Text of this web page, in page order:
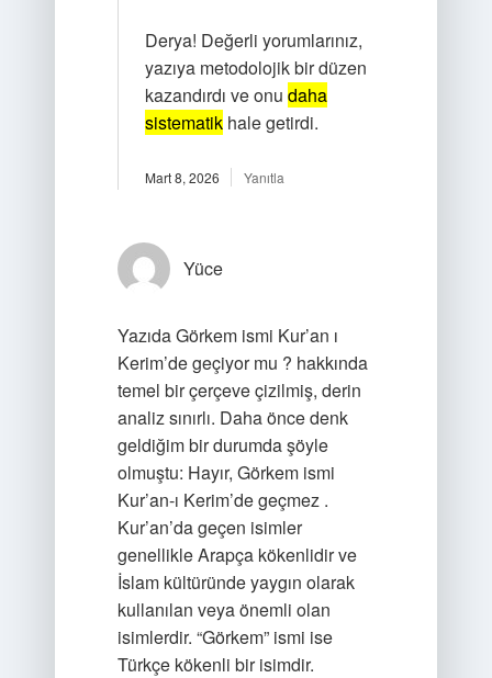
Derya! Değerli yorumlarınız,
yazıya metodolojik bir düzen
kazandırdı ve onu daha
sistematikhale getirdi.
Mart 8, 2026 Yanıtla
Yüce
Yazıda Görkem ismi Kur’an ı
Kerim’de geçiyor mu ? hakkında
temel bir çerçeve çizilmiş, derin
analiz sınırlı. Daha önce denk
geldiğim bir durumda şöyle
olmuştu: Hayır, Görkem ismi
Kur’an-ı Kerim’de geçmez .
Kur’an’da geçen isimler
genellikle Arapça kökenlidir ve
İslam kültüründe yaygın olarak
kullanılan veya önemli olan
isimlerdir. “Görkem” ismi ise
Türkçe kökenli bir isimdir.